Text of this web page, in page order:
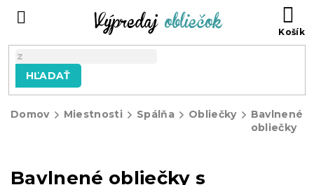
HĽADAŤ
Domov Miestnosti Spálňa Obliečky
Bavlnené
obliečky
Bavlnené obliečky s